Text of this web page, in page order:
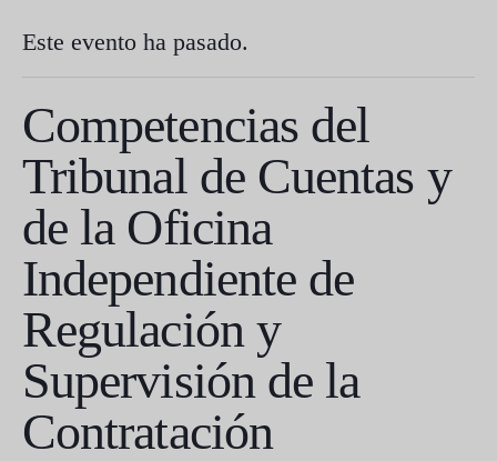
Este evento ha pasado.
Competencias del
Tribunal de Cuentas y
de la Oficina
Independiente de
Regulación y
Supervisión de la
Contratación